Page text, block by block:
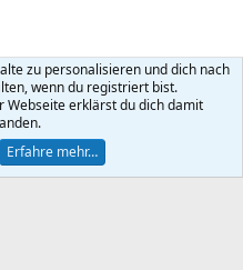
Datenschutz Hilfe
R
2026 XenForo Ltd.
zu personalisieren und dich nach
wenn du registriert bist.
Webseite erklärst du dich damit
Erfahre mehr…